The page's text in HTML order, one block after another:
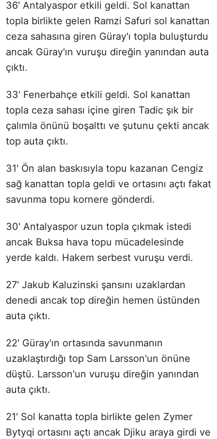
36' Antalyaspor etkili geldi. Sol kanattan
topla birlikte gelen Ramzi Safuri sol kanattan
ceza sahasına giren Güray'ı topla buluşturdu
ancak Güray'ın vuruşu direğin yanından auta
çıktı.
33' Fenerbahçe etkili geldi. Sol kanattan
topla ceza sahası içine giren Tadic şık bir
çalımla önünü boşalttı ve şutunu çekti ancak
top auta çıktı.
31' Ön alan baskısıyla topu kazanan Cengiz
sağ kanattan topla geldi ve ortasını açtı fakat
savunma topu kornere gönderdi.
30' Antalyaspor uzun topla çıkmak istedi
ancak Buksa hava topu mücadelesinde
yerde kaldı. Hakem serbest vuruşu verdi.
27' Jakub Kaluzinski şansını uzaklardan
denedi ancak top direğin hemen üstünden
auta çıktı.
22' Güray'ın ortasında savunmanın
uzaklaştırdığı top Sam Larsson'un önüne
düştü. Larsson'un vuruşu direğin yanından
auta çıktı.
21' Sol kanatta topla birlikte gelen Zymer
Bytyqi ortasını açtı ancak Djiku araya girdi ve